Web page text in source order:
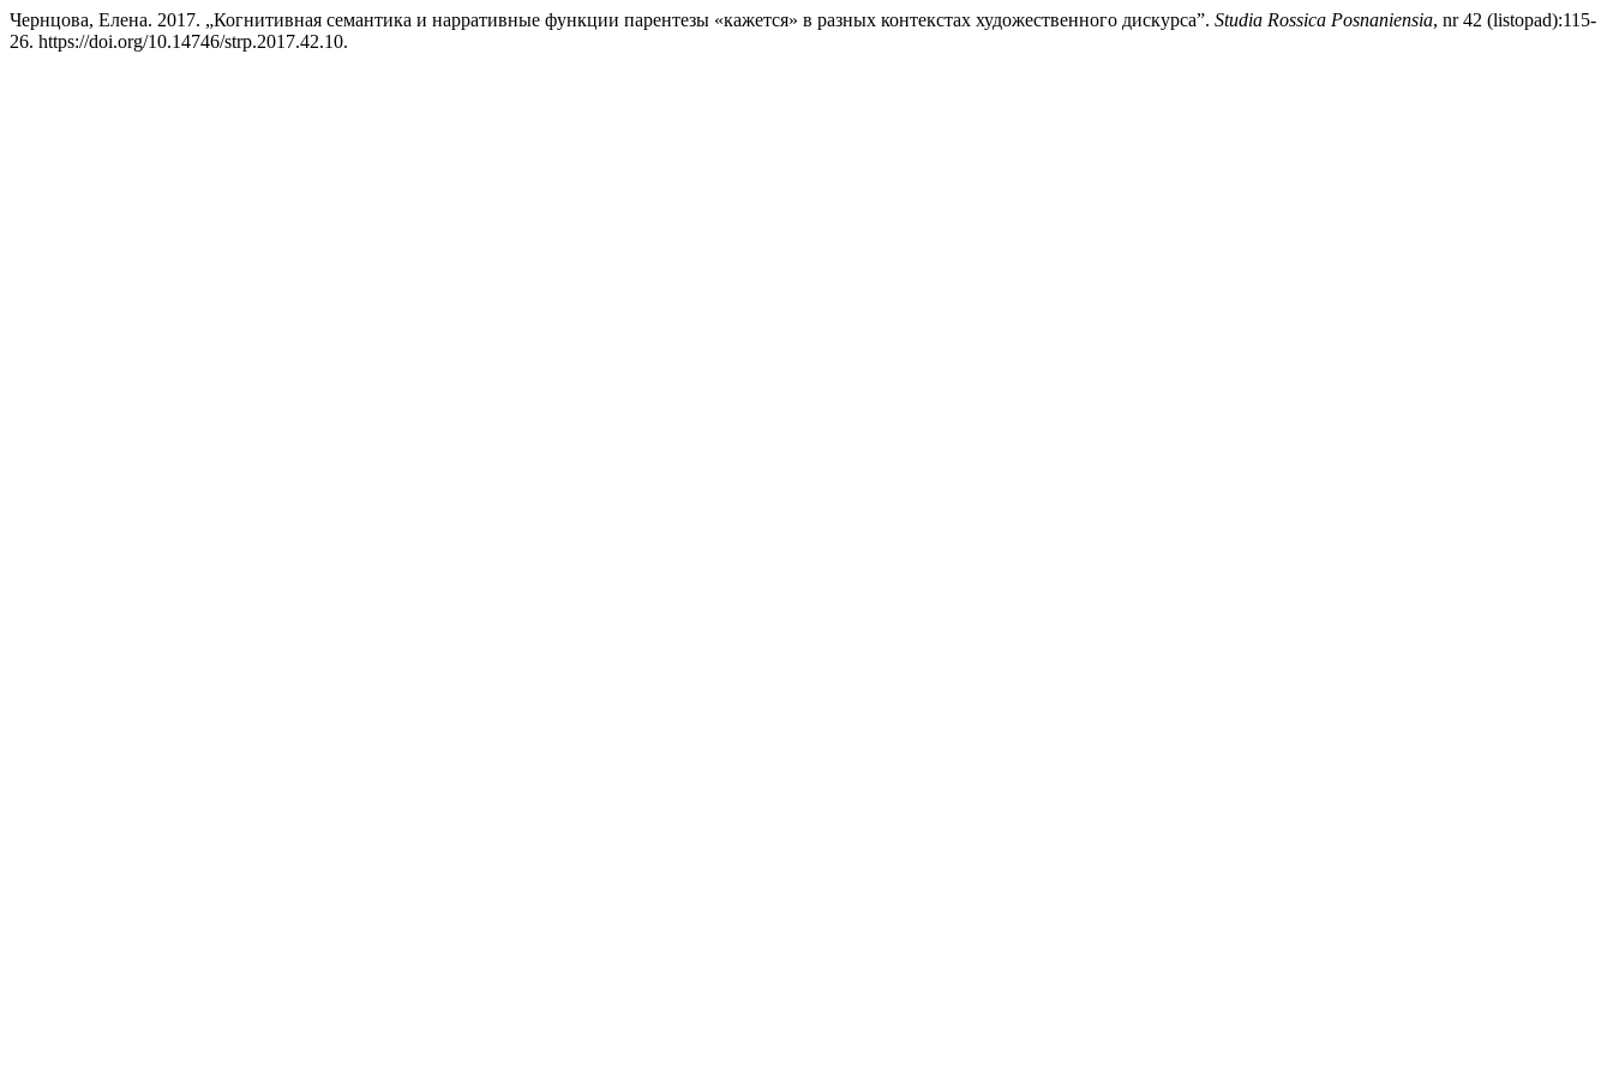
Чернцова, Елена. 2017. „Когнитивная семантика и нарративные функции парентезы «кажется» в разных контекстах художественного дискурса”. Studia Rossica Posnaniensia, nr 42 (listopad):115-
26. https://doi.org/10.14746/strp.2017.42.10.